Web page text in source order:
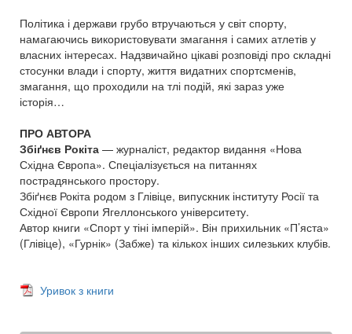
Політика і держави грубо втручаються у світ спорту,
намагаючись використовувати змагання і самих атлетів у
власних інтересах. Надзвичайно цікаві розповіді про складні
стосунки влади і спорту, життя видатних спортсменів,
змагання, що проходили на тлі подій, які зараз уже
історія…
ПРО АВТОРА
Збіґнєв Рокіта — журналіст, редактор видання «Нова
Східна Європа». Спеціалізується на питаннях
пострадянського простору.
Збіґнєв Рокіта родом з Глівіце, випускник інституту Росії та
Східної Європи Ягеллонського університету.
Автор книги «Спорт у тіні імперій». Він прихильник «П’яста»
(Глівіце), «Гурнік» (Забже) та кількох інших силезьких клубів.
Уривок з книги